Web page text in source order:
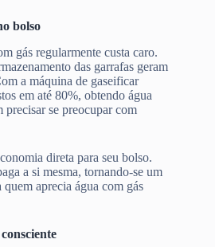
bolso
gás regularmente custa caro.
das garrafas geram
a máquina de gaseificar
em até 80%, obtendo água
precisar se preocupar com
direta para seu bolso.
a si mesma, tornando-se um
aprecia água com gás